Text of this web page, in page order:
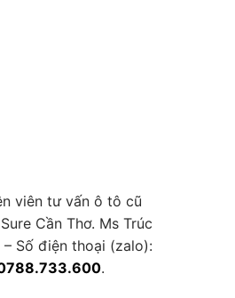
viên tư vấn ô tô cũ
Cần Thơ. Ms Trúc
– Số điện thoại (zalo):
.